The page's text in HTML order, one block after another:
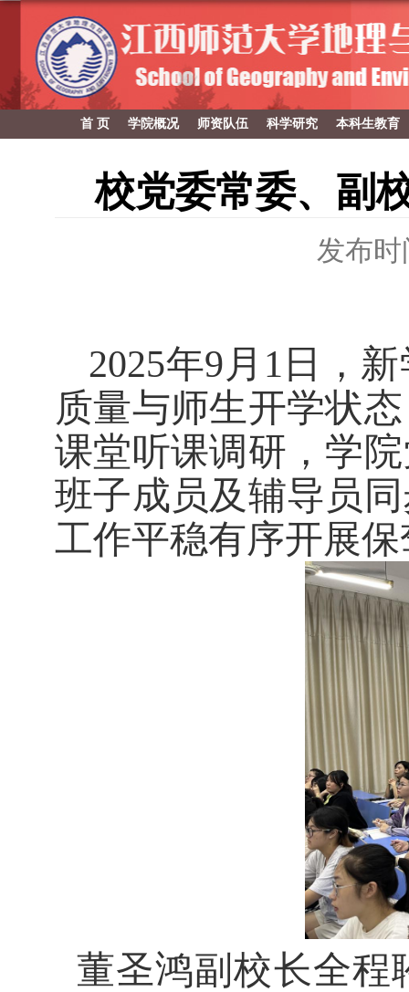
首 页 学院概况 师资队伍 科学研究 本科生教育
校党委常委、副
发布时
2025年9 月 1 日，
质量与师生开学状
课堂听课调研，学
班子成员及辅导员
工作平稳有序开展
董圣鸿副校长全程